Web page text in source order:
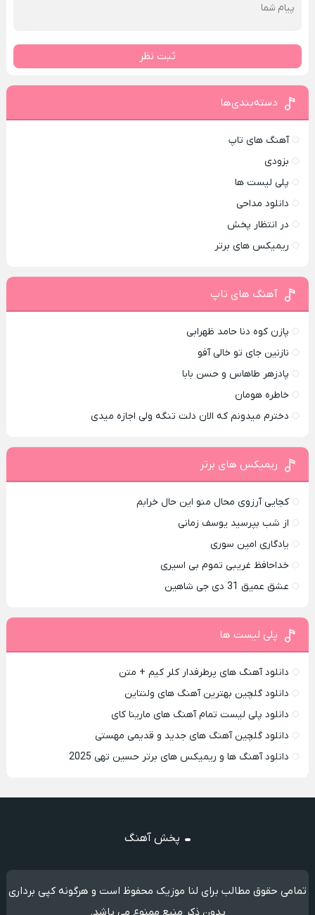
ثبت نظر
دسته‌بندی‌ها
آهنگ های تاپ
بزودی
پلی لیست ها
دانلود مداحی
در انتظار پخش
ریمیکس های برتر
آهنگ های تاپ
پازن کوه دنا حامد ظهرابی
نازنین جای تو خالی آفو
پادزهر طاهاس و حسن بابا
خاطره هومان
دخترم میدونم که الان دلت تنگه ولی اجازه میدی
ریمیکس های برتر
کجایی آرزوی محال منو این حال خرابم
از شب بپرسید یوسف زمانی
یادگاری امین سوری
خداحافظ غریبی تموم بی اسیری
عشق عمیق 31 دی جی شاهین
پلی لیست ها
دانلود آهنگ های پرطرفدار کلر کیم + متن
دانلود گلچین بهترین آهنگ های ولنتاین
دانلود پلی لیست تمام آهنگ های مارینا کای
دانلود گلچین آهنگ های جدید و قدیمی مهستی
دانلود آهنگ ها و ریمیکس های برتر حسین تهی 2025
پخش آهنگ
تمامی حقوق مطالب برای لنا موزیک محفوظ است و هرگونه کپی برداری